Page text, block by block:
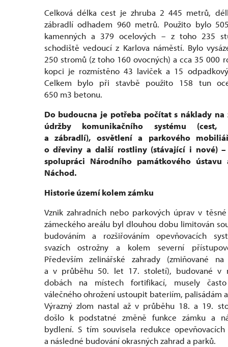
Celková délka cest je zhruba 2 445 metrů,
zábradlí odhadem 960 metrů. Použito bylo
kamenných a 379 ocelových – z toho 235
schodiště vedoucí z Karlova náměstí. Bylo
250 stromů (z toho 160 ovocných) a cca 35 000
kopci je rozmístěno 43 laviček a 15
Celkem bylo při stavbě použito 158 tun
650 m3 betonu.
Do budoucna je potřeba počítat s náklady na
údržby komunikačního systému (cest,
a zábradlí), osvětlení a parkového
o dřeviny a další rostliny (stávající i nové)
spolupráci Národního památkového ústavu
Náchod.
Historie území kolem zámku
Vznik zahradních nebo parkových úprav v
zámeckého areálu byl dlouhou dobu limitován
budováním a rozšiřováním opevňovacích
svazích ostrožny a kolem severní
Především zelinářské zahrady (zmiňované
a v průběhu 50. let 17. století), budované v
dobách na místech fortifikací, musely
válečného ohrožení ustoupit bateriím, palisádám
Výrazný zlom nastal až v průběhu 18. a 19.
došlo k podstatné změně funkce zámku a
bydlení. S tím souvisela redukce opevňovacích
a následné budování okrasných zahrad a parků.